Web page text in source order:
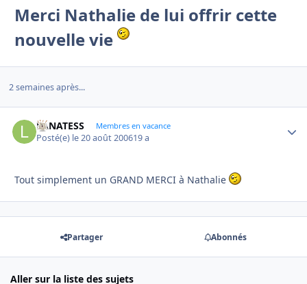
Merci Nathalie de lui offrir cette
nouvelle vie
2 semaines après...
LANATESS Membres en vacance
Posté(e) le 20 août 200619 a
Tout simplement un GRAND MERCI à Nathalie
Partager Abonnés
Aller sur la liste des sujets